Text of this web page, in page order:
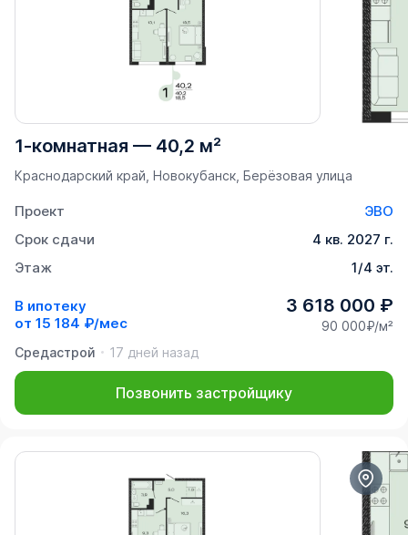
1-комнатная — 40,2 м²
Краснодарский край, Новокубанск, Берёзовая улица
Проект
ЭВО
Срок сдачи
4 кв. 2027 г.
Этаж
1/4 эт.
В ипотеку
от 15 184 ₽/мес
3 618 000 ₽
90 000₽/м²
Средастрой
17 дней назад
Позвонить застройщику